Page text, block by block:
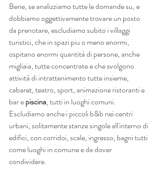
Bene, se analizziamo tutte le domande su, e
dobbiamo oggettivamente trovare un posto
da prenotare, escludiamo subito i villaggi
turistici, che in spazi piu o meno enormi,
ospitano enormi quantità di persone, anche
migliaia, tutte concentrate e che svolgono
attività di intrattenimento tutte insieme,
cabaret, teatro, sport, animazione ristoranti e
bar e piscina, tutti in luoghi comuni.
Escludiamo anche i piccoli b&b nei centri
urbani, solitamente stanze singole all'interno di
edifici, con corridoi, scale, ingresso, bagni tutti
come luoghi in comune e da dover
condividere.